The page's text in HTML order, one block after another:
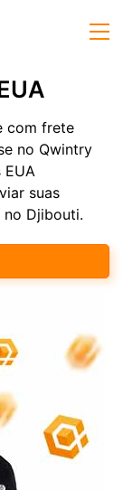
com frete
no Qwintry
suas
Djibouti.